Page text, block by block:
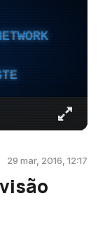
29 mar, 2016, 12:17